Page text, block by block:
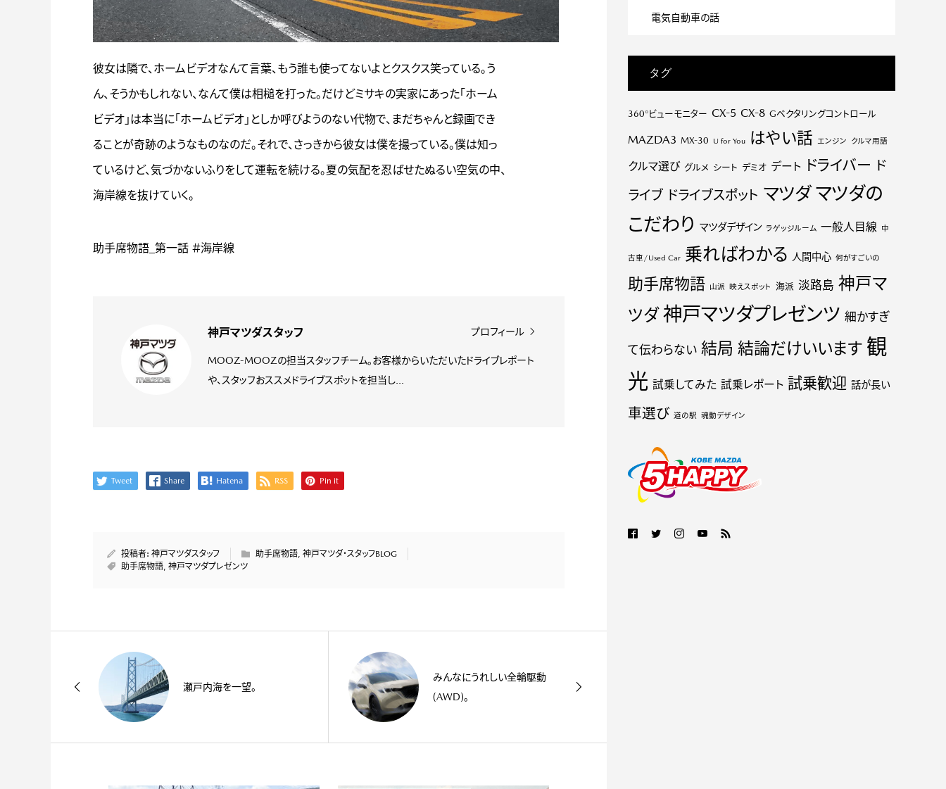
彼女は隣で、ホームビデオなんて言葉、もう誰も使ってないよとクスクス笑っている。う
ん、そうかもしれない、なんて僕は相槌を打った。だけどミサキの実家にあった「ホーム
ビデオ」は本当に「ホームビデオ」としか呼びようのない代物で、まだちゃんと録画でき
ることが奇跡のようなものなのだ。それで、さっきから彼女は僕を撮っている。僕は知っ
ているけど、気づかないふりをして運転を続ける。夏の気配を忍ばせたぬるい空気の中、
海岸線を抜けていく。
助手席物語_第一話 ＃海岸線
神戸マツダスタッフ プロフィール
MOOZ-MOOZの担当スタッフチーム。お客様からいただいたドライブレポート
や、スタッフおススメドライブスポットを担当し...
Tweet Share Hatena RSS Pin it
投稿者: 神戸マツダスタッフ 助手席物語 神戸マツダ・スタッフBLOG
助手席物語 神戸マツダプレゼンツ
瀬戸内海を一望。
みんなにうれしい全輪駆動
(AWD)。
電気自動車の話
タグ
360°ビューモニター CX-5 CX-8 Gベクタリングコントロール
MAZDA3 MX-30 U for You はやい話 エンジン クルマ用語
クルマ選び グルメ シート デミオ デート ドライバー ド
ライブ ドライブスポット マツダ マツダの
こだわり マツダデザイン ラゲッジルーム 一般人目線 中
古車/Used Car 乗ればわかる 人間中心 何がすごいの
助手席物語 山派 映えスポット 海派 淡路島 神戸マ
ツダ 神戸マツダプレゼンツ 細かすぎ
て伝わらない 結局 結論だけいいます 観
光 試乗してみた 試乗レポート 試乗歓迎 話が長い
車選び 道の駅 魂動デザイン